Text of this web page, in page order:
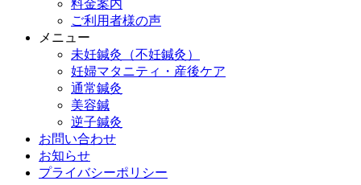
料金案内
ご利用者様の声
メニュー
未妊鍼灸（不妊鍼灸）
妊婦マタニティ・産後ケア
通常鍼灸
美容鍼
逆子鍼灸
お問い合わせ
お知らせ
プライバシーポリシー